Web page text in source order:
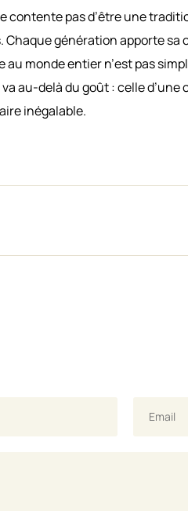
contente pas d’être une
Chaque génération apporte
monde entier n’est pas
au-delà du goût : celle
inégalable.